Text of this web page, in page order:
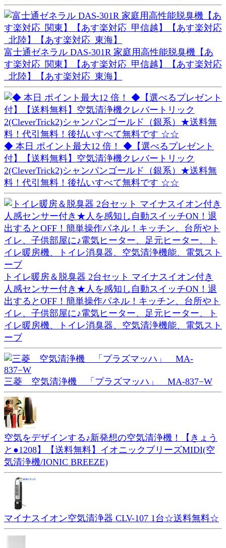
富士通ゼネラル DAS-301R 家庭用高性能脱臭機【あ
す楽対応_関東】【あす楽対応_甲信越】【あす楽対応
_北陸】【あす楽対応_東海】
◆ 本日 ポイント最大12 倍！ ◆【選べるプレゼント
付】【送料無料】空気清浄機クレバートリック
2(CleverTrick2)シャンパンゴールド（銀系）★送料無
料！代引無料！後払いすべて無料です ☆☆
トイレ暖房＆脱臭器 2台セット マイナスイオン付き
人感センサー付き★人を感知し自動スイッチON！退
出するとOFF！簡単操作パネル！キッチン、台所やト
イレ、子供部屋に♪電気ヒーター、足元ヒーター、ト
イレ暖房機、トイレ消臭器、空気清浄機能、電気スト
ーブ
三菱 空気清浄機 「プラズマッハ」 MA-837−W
空気をデザインする♪新発想の空気清浄機！【きょう
と●1208】【送料無料】イオニックブリーズMIDI(空
気清浄機/IONIC BREEZE)
マイナスイオン空気清浄器 CLV-107 1台☆送料無料☆